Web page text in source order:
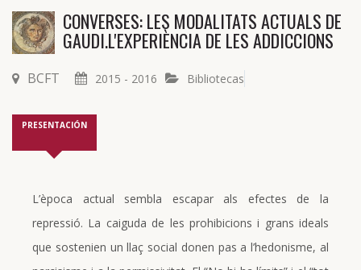
CONVERSES: LES MODALITATS ACTUALS DE
GAUDI.L'EXPERIÈNCIA DE LES ADDICCIONS
BCFT 2015 - 2016 Bibliotecas
PRESENTACIÓN
L’època actual sembla escapar als efectes de la
repressió. La caiguda de les prohibicions i grans ideals
que sostenien un llaç social donen pas a l’hedonisme, al